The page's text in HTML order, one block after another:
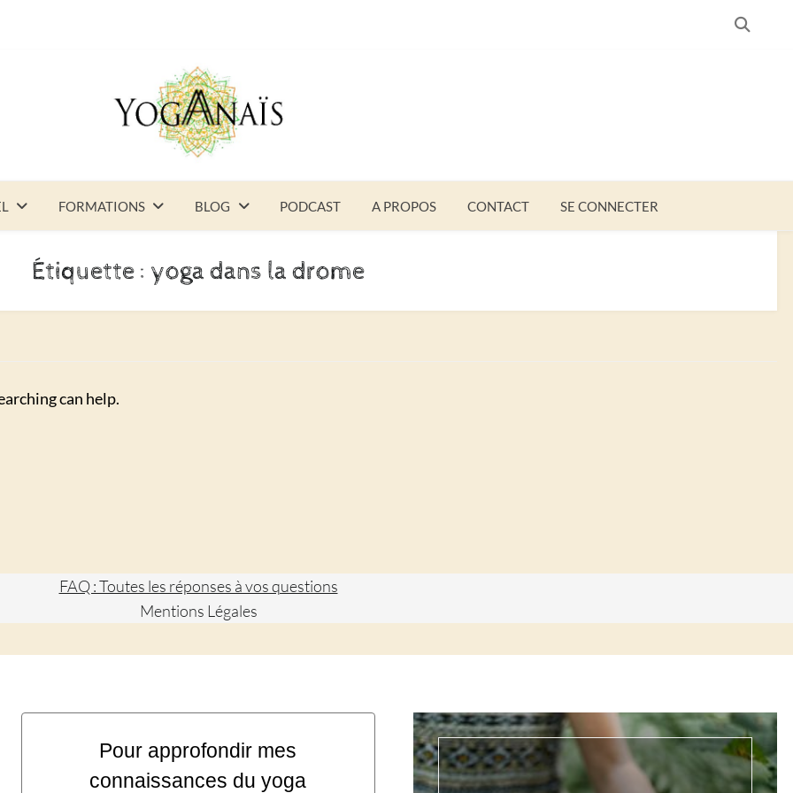
FORMATIONS BLOG PODCAST A PROPOS CONTACT SE CONNECTER
Étiquette : yoga dans la drome
can help.
Pour approfondir mes
connaissances du yoga
FAQ : Toutes les réponses à vos questions
Mentions Légales